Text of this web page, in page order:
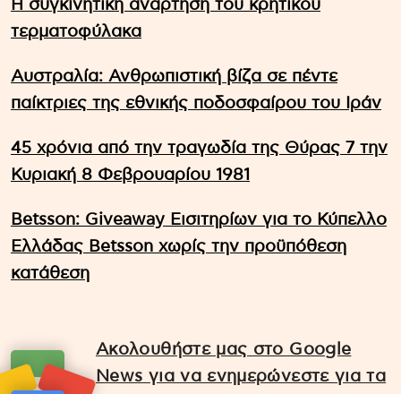
Η συγκινητική ανάρτηση του κρητικού
τερματοφύλακα
Αυστραλία: Ανθρωπιστική βίζα σε πέντε
παίκτριες της εθνικής ποδοσφαίρου του Ιράν
45 χρόνια από την τραγωδία της Θύρας 7 την
Κυριακή 8 Φεβρουαρίου 1981
Betsson: Giveaway Εισιτηρίων για το Κύπελλο
Ελλάδας Betsson χωρίς την προϋπόθεση
κατάθεση
Ακολουθήστε μας στο Google
News για να ενημερώνεστε για τα